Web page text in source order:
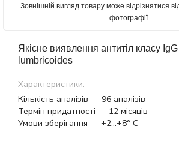
Зовнішній вигляд товару може відрізнятися
фотографії
Якісне виявлення антитіл класу
lumbricoides
Характеристики:
Кількість аналізів — 96 аналізів
Термін придатності — 12 місяців
Умови зберігання — +2…+8° С